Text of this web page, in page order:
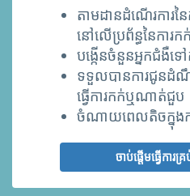
តាមដានដំណើរការន
នៅលើប្រព័ន្ធនៃការ
បង្កើនចំនួ​នអ្នកជំងឺទ
ទទួលបានការជូនដំណឹ
ធ្វើការកក់ឬណាត់ជួប
ចំណាយពេលតិចក្នុងក
ចាប់ផ្ដើមធ្វើការ